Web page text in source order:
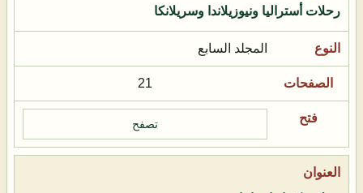
رحلات أستراليا ونيوزيلاندا وسريلانكا
المجلد السابع
21
تصفح